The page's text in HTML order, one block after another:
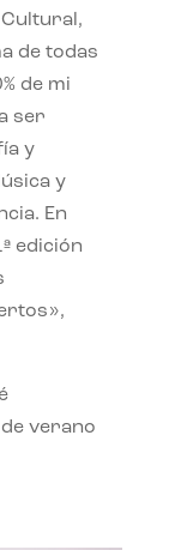
Cultural,
de todas
de mi
ser
y
y
En
edición
verano